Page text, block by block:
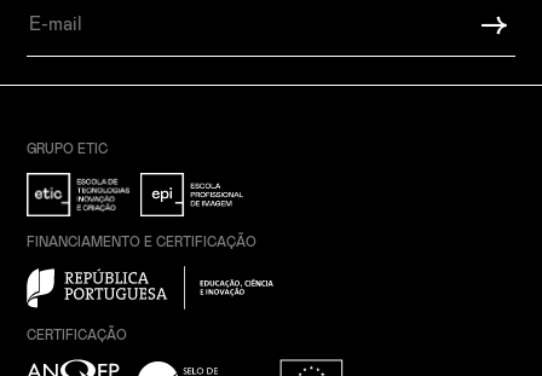
GRUPO ETIC
FINANCIAMENTO E CERTIFICAÇÃO
CERTIFICAÇÃO